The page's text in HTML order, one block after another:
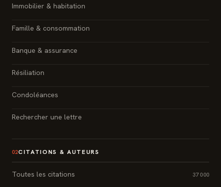
Immobilier & habitation
Famille & consommation
Banque & assurance
Résiliation
Condoléances
Rechercher une lettre
02CITATIONS & AUTEURS
Toutes les citations 37 000